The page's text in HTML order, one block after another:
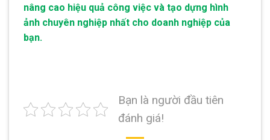
nâng cao hiệu quả công việc và tạo dựng hình
ảnh chuyên nghiệp nhất cho doanh nghiệp của
bạn.
Bạn là người đầu tiên
đánh giá!